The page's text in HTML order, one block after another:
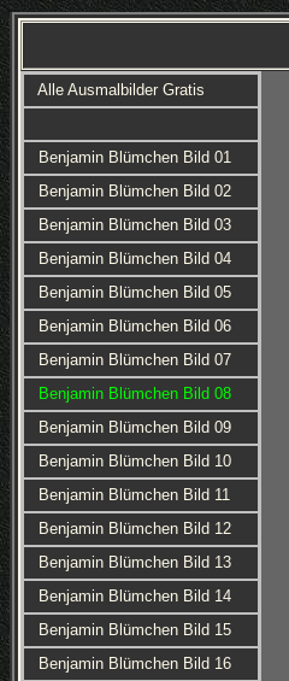
Alle Ausmalbilder Gratis
Benjamin Blümchen Bild 01
Benjamin Blümchen Bild 02
Benjamin Blümchen Bild 03
Benjamin Blümchen Bild 04
Benjamin Blümchen Bild 05
Benjamin Blümchen Bild 06
Benjamin Blümchen Bild 07
Benjamin Blümchen Bild 08
Benjamin Blümchen Bild 09
Benjamin Blümchen Bild 10
Benjamin Blümchen Bild 11
Benjamin Blümchen Bild 12
Benjamin Blümchen Bild 13
Benjamin Blümchen Bild 14
Benjamin Blümchen Bild 15
Benjamin Blümchen Bild 16